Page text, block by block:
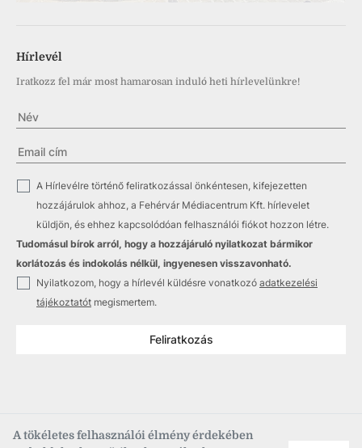
A tökéletes felhasználói élmény érdekében
Hírlevél
Iratkozz fel már most hamarosan induló heti hírlevelünkre!
A Hírlevélre történő feliratkozással önkéntesen, kifejezetten
hozzájárulok ahhoz, a Fehérvár Médiacentrum Kft. hírlevelet
küldjön, és ehhez kapcsolódóan felhasználói fiókot hozzon létre.
Tudomásul bírok arról, hogy a hozzájáruló nyilatkozat bármikor
korlátozás és indokolás nélkül, ingyenesen visszavonható.
Nyilatkozom, hogy a hírlevél küldésre vonatkozó adatkezelési
tájékoztatót megismertem.
Feliratkozás